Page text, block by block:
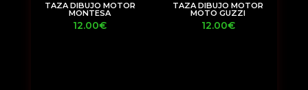
TAZA DIBUJO MOTOR
MONTESA
12.00€
TAZA DIBUJO MOTOR
MOTO GUZZI
12.00€